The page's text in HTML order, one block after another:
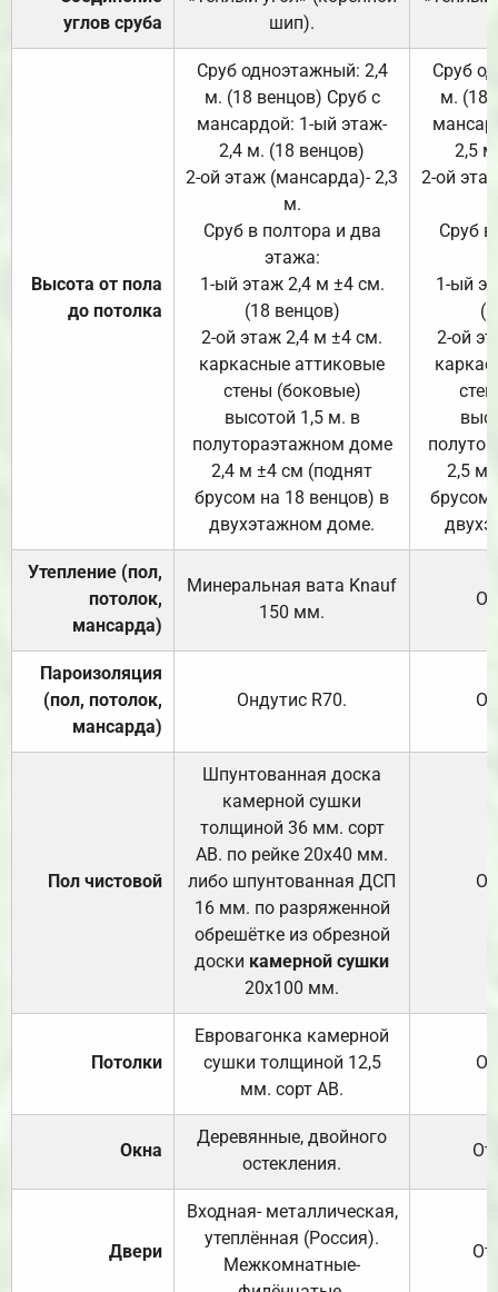
углов сруба
шип).
Высота от пола
до потолка
Сруб одноэтажный: 2,4
м. (18 венцов) Сруб с
мансардой: 1-ый этаж-
2,4 м. (18 венцов)
2-ой этаж (мансарда)- 2,3
м.
Сруб в полтора и два
этажа:
1-ый этаж 2,4 м ±4 см.
(18 венцов)
2-ой этаж 2,4 м ±4 см.
каркасные аттиковые
стены (боковые)
высотой 1,5 м. в
полутораэтажном доме
2,4 м ±4 см (поднят
брусом на 18 венцов) в
двухэтажном доме.
Сруб
м. (18
2,5
2-ой
Сруб
1-ый
2-ой
2,5 м
брусом
Утепление (пол,
потолок,
мансарда)
Минеральная вата Knauf
150 мм.
Пароизоляция
(пол, потолок,
мансарда)
Ондутис R70.
Пол чистовой
Шпунтованная доска
камерной сушки
толщиной 36 мм. сорт
АВ. по рейке 20х40 мм.
либо шпунтованная ДСП
16 мм. по разряженной
обрешётке из обрезной
доски камерной сушки
20х100 мм.
Потолки
Евровагонка камерной
сушки толщиной 12,5
мм. сорт АВ.
Окна
Деревянные, двойного
остекления.
Двери
Входная- металлическая,
утеплённая (Россия).
Межкомнатные-